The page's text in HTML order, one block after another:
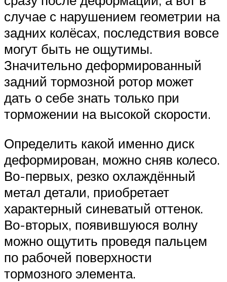
случае с нарушением геометрии на
задних колёсах, последствия вовсе
могут быть не ощутимы.
Значительно деформированный
задний тормозной ротор может
дать о себе знать только при
торможении на высокой скорости.
Определить какой именно диск
деформирован, можно сняв колесо.
Во-первых, резко охлаждённый
метал детали, приобретает
характерный синеватый оттенок.
Во-вторых, появившуюся волну
можно ощутить проведя пальцем
по рабочей поверхности
тормозного элемента.